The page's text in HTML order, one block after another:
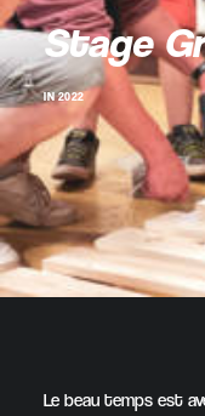
Stage
IN2022
Le beau temps est